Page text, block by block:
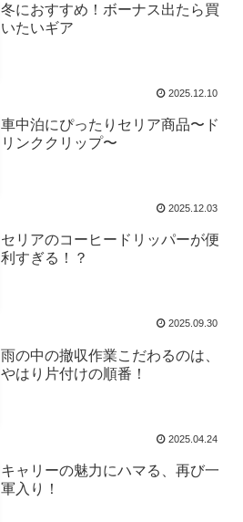
冬におすすめ！ボーナス出たら買
いたいギア
2025.12.10
車中泊にぴったりセリア商品〜ド
リンククリップ〜
2025.12.03
セリアのコーヒードリッパーが便
利すぎる！？
2025.09.30
雨の中の撤収作業こだわるのは、
やはり片付けの順番！
2025.04.24
キャリーの魅力にハマる、再び一
軍入り！